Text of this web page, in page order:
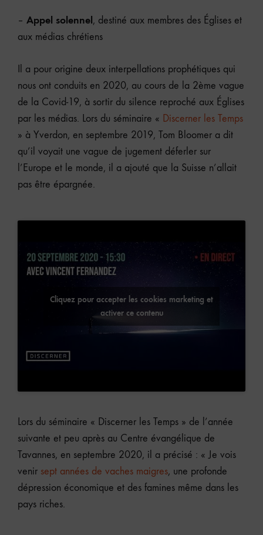
– Appel solennel, destiné aux membres des Églises et
aux médias chrétiens
Il a pour origine deux interpellations prophétiques qui
nous ont conduits en 2020, au cours de la 2ème vague
de la Covid-19, à sortir du silence reproché aux Églises
par les médias. Lors du séminaire « Discerner les Temps
» à Yverdon, en septembre 2019, Tom Bloomer a dit
qu’il voyait une vague de jugement déferler sur
l’Europe et le monde, il a ajouté que la Suisse n’allait
pas être épargnée.
Cliquez pour accepter les cookies marketing et
activer ce contenu
Lors du séminaire « Discerner les Temps » de l’année
suivante et peu après au Centre évangélique de
Tavannes, en septembre 2020, il a précisé : « Je vois
venir sept années de vaches maigres, une profonde
dépression économique et des famines même dans les
pays riches.